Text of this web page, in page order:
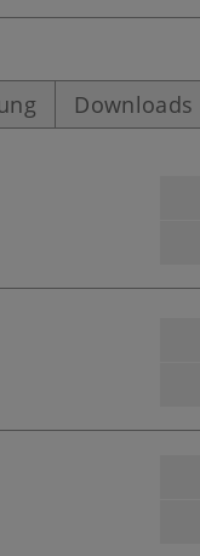
Downloads